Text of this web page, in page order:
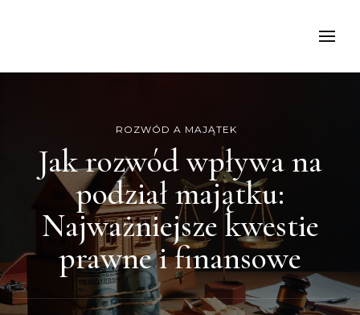
ROZWÓD A MAJĄTEK
Jak rozwód wpływa na
podział majątku:
Najważniejsze kwestie
prawne i finansowe